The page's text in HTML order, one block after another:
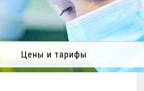
Цены и тарифы